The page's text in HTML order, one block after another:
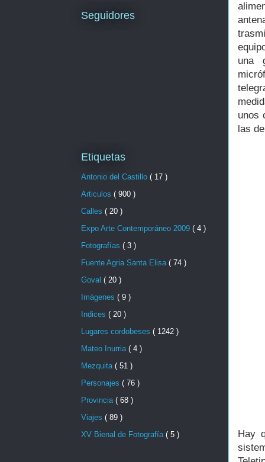
una
unos
las
Hay
Seguidores
Etiquetas
Antonio del Castillo ( 17 )
Articulos ( 900 )
Calles ( 20 )
Expo Arte Contemporáneo 2009 ( 4 )
Fotografías ( 3 )
Fuente Agria Santa Elisa ( 74 )
Goval ( 20 )
Imágenes ( 9 )
Indices ( 20 )
Lugares cordobeses ( 1242 )
Mateo Inurria ( 4 )
Mezquita ( 51 )
Personajes ( 76 )
Provincia ( 68 )
Viajes ( 89 )
XV Bienal de Fotografía ( 5 )